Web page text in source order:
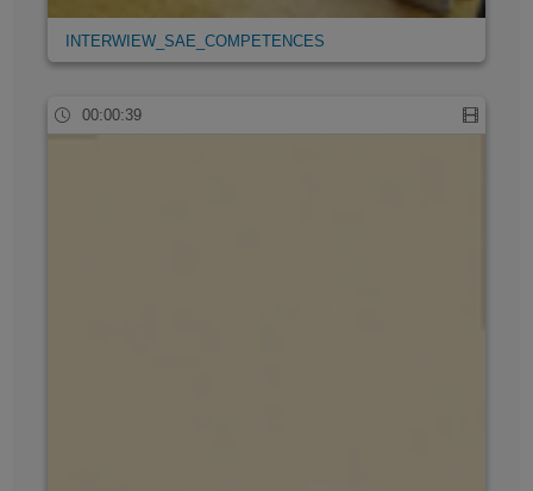
INTERWIEW_SAE_COMPETENCES
00:00:39